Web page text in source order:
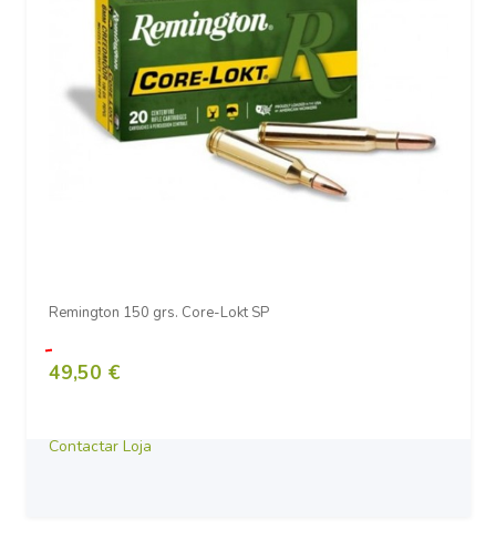
Remington 150 grs. Core-Lokt SP
49,50 €
Contactar Loja